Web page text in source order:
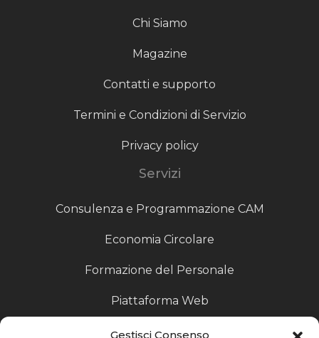
Gestisci Consenso
Chi Siamo
Magazine
Contatti e supporto
Termini e Condizioni di Servizio
Privacy policy
Servizi
Consulenza e Programmazione CAM
Economia Circolare
Formazione del Personale
Piattaforma Web
Scouting fornitori